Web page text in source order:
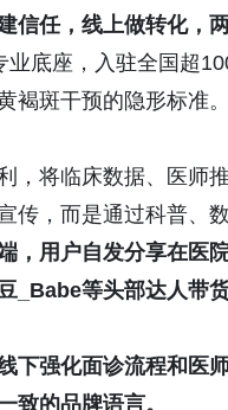
信任，线上做转化，
底座，入驻全国超
褐斑干预的隐形标准
，将临床数据、医师
传，而是通过科普、
，用户自发分享在医
_Babe等头部达人带
下强化面诊流程和医
致的品牌语言。